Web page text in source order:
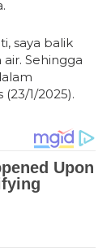
saya balik
Sehingga
1/2025).